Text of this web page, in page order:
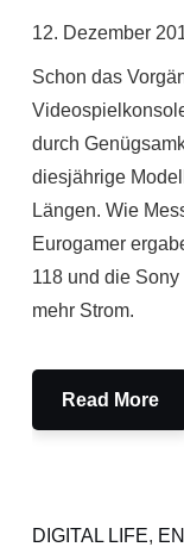
12. Dezember
Schon das
durch
diesjährige
Längen. Wie
Eurogamer
118 und die
mehr Strom.
Read More
DIGITAL LIFE,